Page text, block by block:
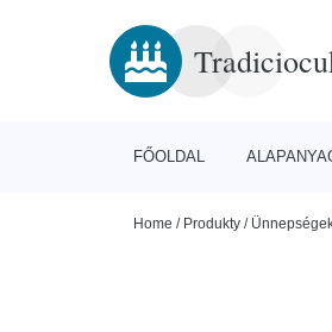
FŐOLDAL
Home / Produkty /